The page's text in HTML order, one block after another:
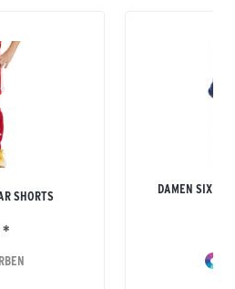
SHORTS
*
DAMEN SIX